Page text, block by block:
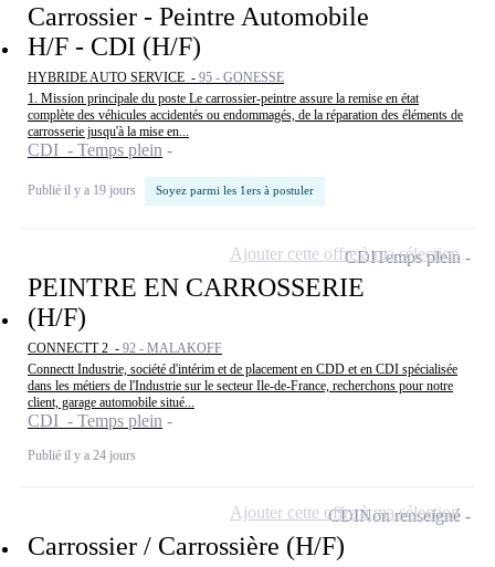
Carrossier - Peintre Automobile
H/F - CDI (H/F)
HYBRIDE AUTO SERVICE - 95 - GONESSE
1. Mission principale du poste Le carrossier-peintre assure la remise en état
complète des véhicules accidentés ou endommagés, de la réparation des éléments de
carrosserie jusqu'à la mise en...
CDI - Temps plein
Publié il y a 19 jours Soyez parmi les 1ers à postuler
PEINTRE EN CARROSSERIE
(H/F)
CONNECTT 2 - 92 - MALAKOFF
Connectt Industrie, société d'intérim et de placement en CDD et en CDI spécialisée
dans les métiers de l'Industrie sur le secteur Ile-de-France, recherchons pour notre
client, garage automobile situé...
CDI - Temps plein
Publié il y a 24 jours
CDITemps plein
Ajouter cette offre à ma sélection
Carrossier / Carrossière (H/F)
CDINon renseigné
Ajouter cette offre à ma sélection